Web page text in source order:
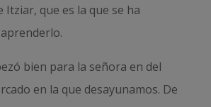
Itziar, que es la que se ha
bien para la señora en del
en la que desayunamos. De